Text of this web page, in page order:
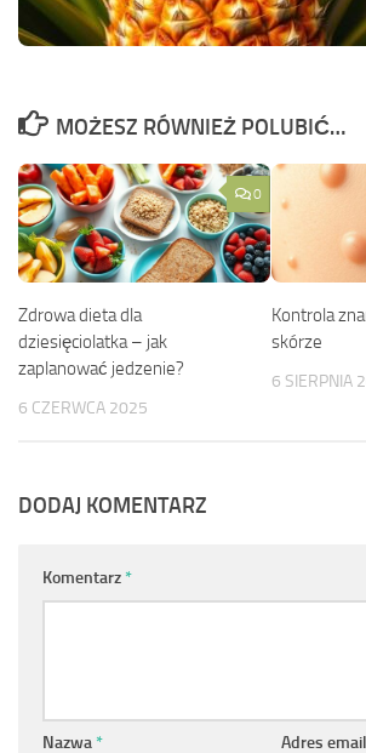
MOŻESZ RÓWNIEŻ POLUBIĆ…
0
Zdrowa dieta dla
dziesięciolatka – jak
zaplanować jedzenie?
6 CZERWCA 2025
Kontrola
skórze
6 SIERPNIA
DODAJ KOMENTARZ
Komentarz*
Nazwa* Adres email